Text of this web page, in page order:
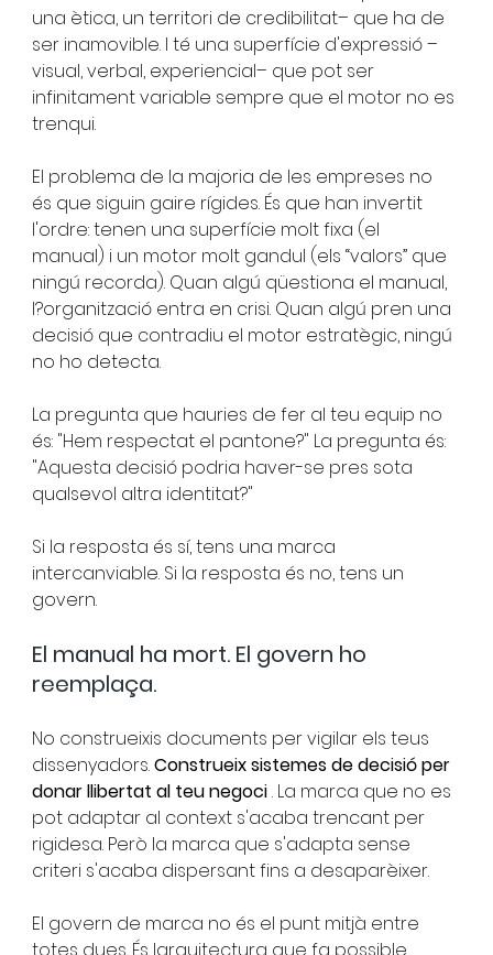
una ètica, un territori de credibilitat– que ha de
ser inamovible. I té una superfície d'expressió –
visual, verbal, experiencial– que pot ser
infinitament variable sempre que el motor no es
trenqui.
El problema de la majoria de les empreses no
és que siguin gaire rígides. És que han invertit
l'ordre: tenen una superfície molt fixa (el
manual) i un motor molt gandul (els “valors” que
ningú recorda). Quan algú qüestiona el manual,
l?organització entra en crisi. Quan algú pren una
decisió que contradiu el motor estratègic, ningú
no ho detecta.
La pregunta que hauries de fer al teu equip no
és: "Hem respectat el pantone?" La pregunta és:
"Aquesta decisió podria haver-se pres sota
qualsevol altra identitat?"
Si la resposta és sí, tens una marca
intercanviable. Si la resposta és no, tens un
govern.
El manual ha mort. El govern ho
reemplaça.
No construeixis documents per vigilar els teus
dissenyadors.Construeix sistemes de decisió per
donar llibertat al teu negoci. La marca que no es
pot adaptar al context s'acaba trencant per
rigidesa. Però la marca que s'adapta sense
criteri s'acaba dispersant fins a desaparèixer.
El govern de marca no és el punt mitjà entre